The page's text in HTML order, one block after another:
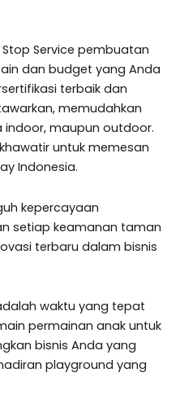
Service pembuatan
dan budget yang Anda
terbaik dan
memudahkan
maupun outdoor.
untuk memesan
Indonesia.
kepercayaan
setiap keamanan taman
terbaru dalam bisnis
waktu yang tepat
permainan anak untuk
bisnis Anda yang
playground yang